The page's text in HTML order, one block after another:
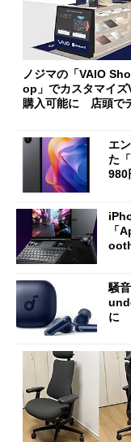
ノジマの「VAIO
op」でカスタマイズ
購入可能に 店頭で
エ
た
980
「
騒
に